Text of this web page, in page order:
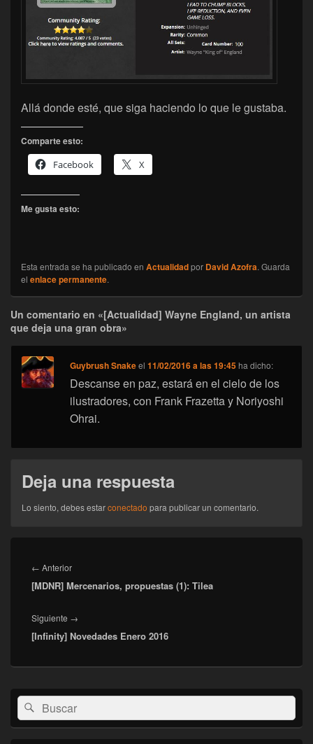
Allá donde esté, que siga haciendo lo que le gustaba.
Comparte esto:
Facebook
X
Me gusta esto:
Esta entrada se ha publicado en Actualidadpor David Azofra. Guarda
el enlace permanente.
Un comentario en «[Actualidad] Wayne England, un artista
que deja una gran obra»
Guybrush Snakeel11/02/2016 a las 19:45 ha dicho:
Descanse en paz, estará en el cielo de los
ilustradores, con Frank Frazetta y Noriyoshi
Ohrai.
Deja una respuesta
Lo siento, debes estarconectado para publicar un comentario.
de
entradas
← AnteriorEntrada
anterior:
[MDNR] Mercenarios, propuestas (1): Tilea
Siguiente →
siguiente:
[Infinity] Novedades Enero 2016
área
de
widget
Buscar
por:
Buscar